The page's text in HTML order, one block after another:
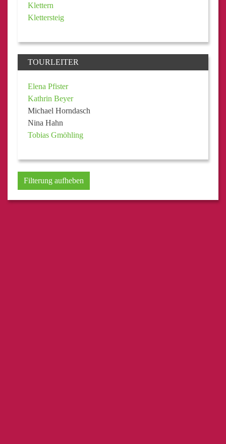
Klettern
Klettersteig
TOURLEITER
Elena Pfister
Kathrin Beyer
Michael Horndasch
Nina Hahn
Tobias Gmöhling
Filterung aufheben